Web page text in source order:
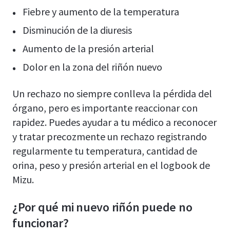
Fiebre y aumento de la temperatura
Disminución de la diuresis
Aumento de la presión arterial
Dolor en la zona del riñón nuevo
Un rechazo no siempre conlleva la pérdida del
órgano, pero es importante reaccionar con
rapidez. Puedes ayudar a tu médico a reconocer
y tratar precozmente un rechazo registrando
regularmente tu temperatura, cantidad de
orina, peso y presión arterial en el logbook de
Mizu.
¿Por qué mi nuevo riñón puede no
funcionar?